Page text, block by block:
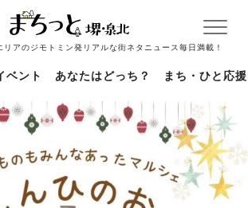
アのジモトミン発リアルな街ネタニュース毎日満載！
ベント あなたはどっち？ まち・ひと応援